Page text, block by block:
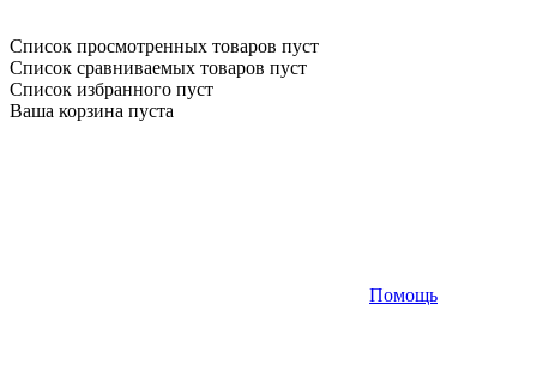
Список просмотренных товаров пуст
Список сравниваемых товаров пуст
Список избранного пуст
Ваша корзина пуста
Помощь